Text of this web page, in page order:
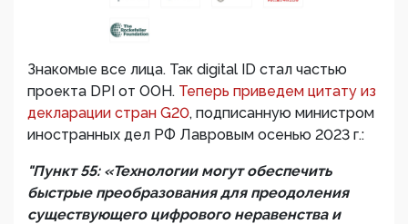
Знакомые все лица. Так digital ID стал частью
проекта DPI от ООН. Теперь приведем цитату из
декларации стран G20, подписанную министром
иностранных дел РФ Лавровым осенью 2023 г.:
"Пункт 55: «Технологии могут обеспечить
быстрые преобразования для преодоления
существующего цифрового неравенства и